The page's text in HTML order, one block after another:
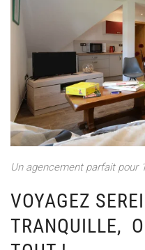
Un agencement parfait pour
VOYAGEZ
TRANQUILLE,